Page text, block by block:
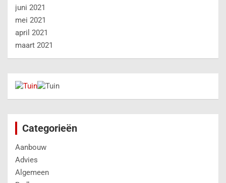
juni 2021
mei 2021
april 2021
maart 2021
Categorieën
Aanbouw
Advies
Algemeen